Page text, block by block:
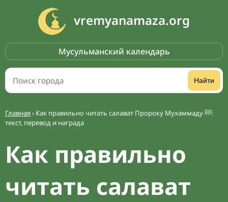
vremyanamaza.org
Мусульманский календарь
Найти
Главная› Как правильно читать салават Пророку Мухаммаду ﷺ:
текст, перевод и награда
Как правильно
читать салават